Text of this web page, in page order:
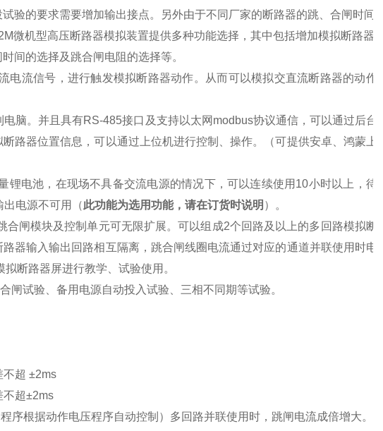
验的要求需要增加输出接点。 另外由于不同厂家的断路器的跳、 合闸时间
微机型高压断路器模拟装置提供多种功能选择 ， 其中包括增加模拟断路器
间的选择及跳合闸电阻的选择等。
电流信号，进行触发模拟断路器动作。从而可以模拟交直流断路器的动作
电脑。 并且具有RS-485接口及支持以太网modbus协议通信，可以通过后台
路器位置信息，可以通过上位机进行控制
、操作。（可提供安卓、鸿蒙上
锂电池 ，在现场不具备交流电源的情况下，可以连续使用 10小时以上 ， 待
电源不可用（此功能为选用功能，请在订货时说明 ）。
合闸模块及控制单元可无限扩展。可以组成2个回路及以上的多回路模拟断
器输入输出回路相互隔离，跳合闸线圈电流通过对应的通道并联使用时电
断路器屏进行教学、试验使用。
闸试验 备用电源自动投入试验 三相不同期等试验。
超 ±2ms
超±2ms
程序根据动作电压程序自动控制）多回路并联使用时，跳闸电流成倍增大。